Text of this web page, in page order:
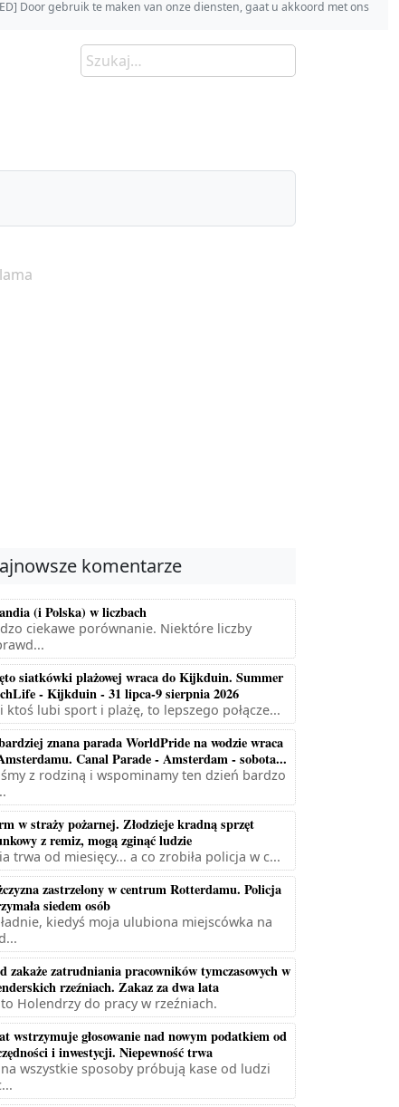
Door gebruik te maken van onze diensten, gaat u akkoord met ons
komentarze
(i Polska) w liczbach
ciekawe porównanie. Niektóre liczby
siatkówki plażowej wraca do Kijkduin. Summer
- Kijkduin - 31 lipca-9 sierpnia 2026
ktoś lubi sport i plażę, to lepszego połącze...
znana parada WorldPride na wodzie wraca
Canal Parade - Amsterdam - sobota...
z rodziną i wspominamy ten dzień bardzo
w straży pożarnej. Złodzieje kradną sprzęt
z remiz, mogą zginąć ludzie
trwa od miesięcy... a co zrobiła policja w c...
zastrzelony w centrum Rotterdamu. Policja
siedem osób
kiedyś moja ulubiona miejscówka na
zakaże zatrudniania pracowników tymczasowych w
rzeźniach. Zakaz za dwa lata
Holendrzy do pracy w rzeźniach.
wstrzymuje głosowanie nad nowym podatkiem od
i inwestycji. Niepewność trwa
na wszystkie sposoby próbują kase od ludzi